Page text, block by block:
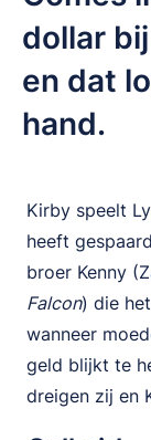
dollar
en dat
hand.
Kirby speelt
heeft
broer Kenny
Falcon) die
wanneer
geld blijkt te
dreigen zij en